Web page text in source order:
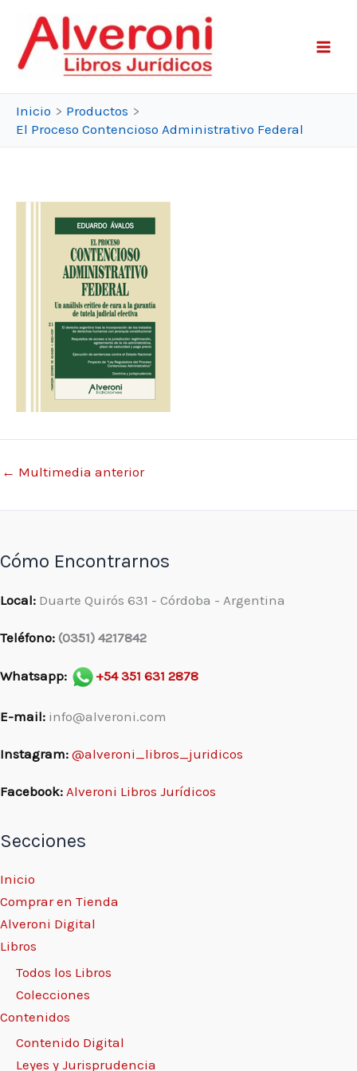
contenido
Inicio
Productos
El Proceso Contencioso Administrativo Federal
← Multimedia anterior
Cómo Encontrarnos
Local: Duarte Quirós 631 - Córdoba - Argentina
Teléfono: (0351) 4217842
Whatsapp: +54 351 631 2878
E-mail: info@alveroni.com
Instagram: @alveroni_libros_juridicos
Facebook: Alveroni Libros Jurídicos
Secciones
Inicio
Comprar en Tienda
Alveroni Digital
Libros
Todos los Libros
Colecciones
Contenidos
Contenido Digital
Leyes y Jurisprudencia